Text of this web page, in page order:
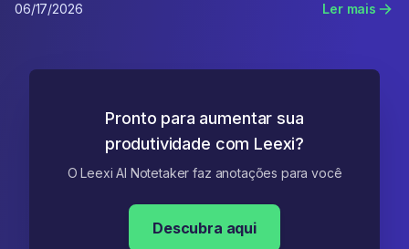
06/17/2026 Ler mais
Pronto para aumentar sua
produtividade com Leexi?
O Leexi AI Notetaker faz anotações para você
Descubra aqui